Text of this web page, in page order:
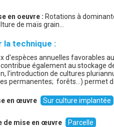
en oeuvre :Rotations à
de maïs grain…
la technique :
d'espèces annuelles favorables
également au stockage
l'introduction de cultures
permanentes; forêts...) permet
en œuvre Sur culture implantée
de mise en œuvre Parcelle